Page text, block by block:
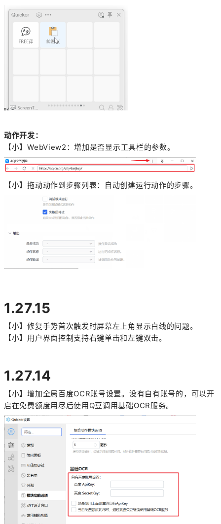
动作开发：
【小】WebView2：增加是否显示工具栏的参数。
【小】拖动动作到步骤列表：自动创建运行动作的步骤。
1.27.15
【小】修复手势首次触发时屏幕左上角显示白线的问题。
【小】用户界面控制支持右键单击和左键双击。
1.27.14
【小】增加全局百度OCR账号设置。没有自有账号的，可以开
启在免费额度用尽后使用Q豆调用基础OCR服务。